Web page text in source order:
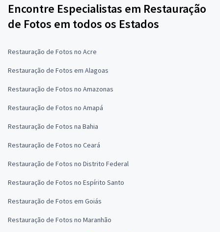
Encontre Especialistas em Restauração
de Fotos em todos os Estados
Restauração de Fotos no Acre
Restauração de Fotos em Alagoas
Restauração de Fotos no Amazonas
Restauração de Fotos no Amapá
Restauração de Fotos na Bahia
Restauração de Fotos no Ceará
Restauração de Fotos no Distrito Federal
Restauração de Fotos no Espírito Santo
Restauração de Fotos em Goiás
Restauração de Fotos no Maranhão